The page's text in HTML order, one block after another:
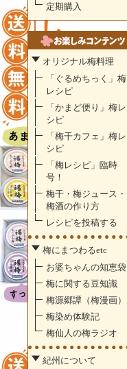
定期購入
オリジナル梅料理
「ぐるめちっく」梅
レシピ
「かまど便り」梅レ
シピ
「梅干カフェ」梅レ
シピ
「梅レシピ」臨時
号！
梅干・梅ジュース・
梅酒の作り方
レシピを投稿する
梅にまつわるetc
お婆ちゃんの知恵袋
梅に関する豆知識
梅源郷譚（梅漫画）
梅染め体験記
梅仙人の梅ラジオ
紀州について